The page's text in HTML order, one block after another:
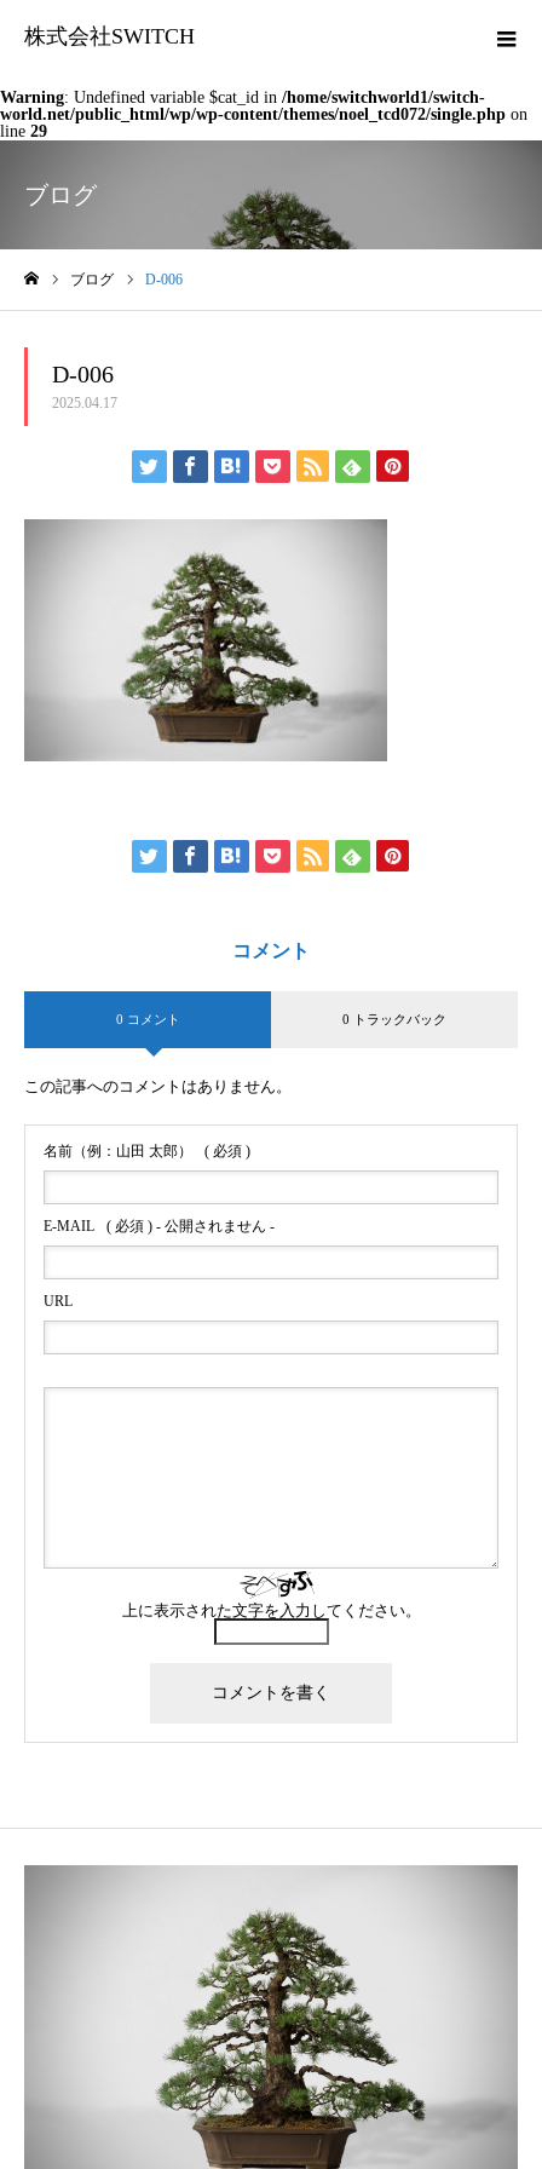
株式会社SWITCH
Warning: Undefined variable $cat_id in /home/switchworld1/switch-
world.net/public_html/wp/wp-content/themes/noel_tcd072/single.php on
line 29
ブログ
ブログ D-006
D-006
2025.04.17
コメント
0 コメント 0 トラックバック
この記事へのコメントはありません。
名前（例：山田 太郎） ( 必須 )
E-MAIL ( 必須 ) - 公開されません -
URL
上に表示された文字を入力してください。